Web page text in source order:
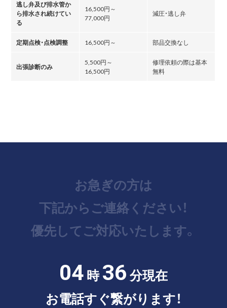
逃し弁及び排水管か
ら排水され続けてい
る
16,500円～
77,000円
減圧・逃し弁
定期点検・点検調整 16,500円～ 部品交換なし
出張診断のみ
5,500円～
16,500円
修理依頼の際は基本
無料
お急ぎの方は
下記からご連絡ください！
優先してご対応いたします。
04時36分現在
お電話すぐ繋がります！